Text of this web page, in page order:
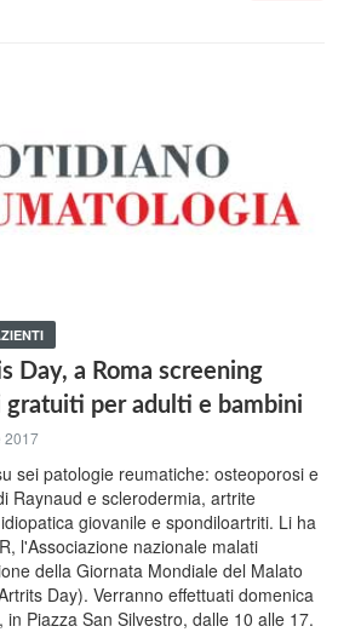
Day, a Roma screening
gratuiti per adulti e bambini
2017
sei patologie reumatiche: osteoporosi e
Raynaud e sclerodermia, artrite
giovanile e spondiloartriti. Li ha
l'Associazione nazionale malati
della Giornata Mondiale del Malato
Day). Verranno effettuati domenica
in Piazza San Silvestro, dalle 10 alle 17.